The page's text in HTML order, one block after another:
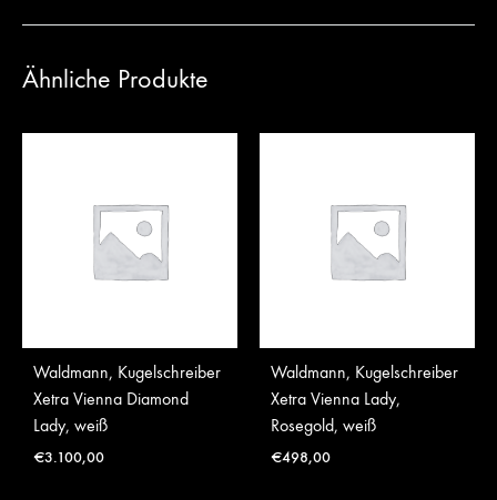
Ähnliche Produkte
Waldmann, Kugelschreiber
Xetra Vienna Diamond
Lady, weiß
€3.100,00
Waldmann, Kugelschreiber
Xetra Vienna Lady,
Rosegold, weiß
€498,00